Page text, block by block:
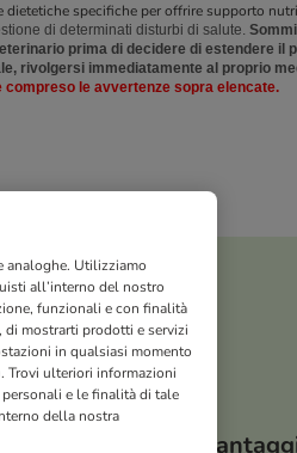
specifiche per offrire supporto
di determinati disturbi di salute.
prima di decidere di estendere il
rivolgersi immediatamente al proprio
le avvertenze sopra elencate.
I tuoi
analoghe. Utilizziamo
all’interno del nostro
funzionali e con finalità
mostrarti prodotti e servizi
in qualsiasi momento
Trovi ulteriori informazioni
e le finalità di tale
della nostra